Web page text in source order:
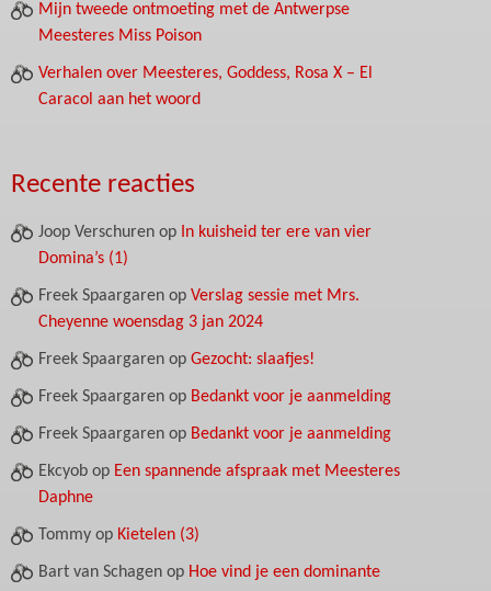
Mijn tweede ontmoeting met de Antwerpse
Meesteres Miss Poison
Verhalen over Meesteres, Goddess, Rosa X – El
Caracol aan het woord
Recente reacties
Joop Verschuren op In kuisheid ter ere van vier
Domina’s (1)
Freek Spaargaren op Verslag sessie met Mrs.
Cheyenne woensdag 3 jan 2024
Freek Spaargaren op Gezocht: slaafjes!
Freek Spaargaren op Bedankt voor je aanmelding
Freek Spaargaren op Bedankt voor je aanmelding
Ekcyob op Een spannende afspraak met Meesteres
Daphne
Tommy op Kietelen (3)
Bart van Schagen op Hoe vind je een dominante